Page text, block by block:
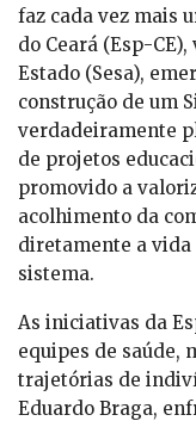
faz cada vez mais
do Ceará (Esp-
Estado (Sesa),
construção de um
verdadeiramente
de projetos
promovido a
acolhimento da
diretamente a vida
sistema.
As iniciativas da
equipes de saúde,
trajetórias de
Eduardo Braga,